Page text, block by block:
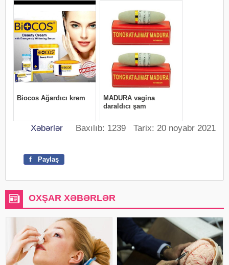
Xəbərlər Baxılıb: 1239 Tarix: 20 noyabr 2021
f Paylaş
OXŞAR XƏBƏRLƏR